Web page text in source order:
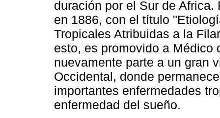
duración por el Sur de
en 1886, con el título
Tropicales Atribuidas a la
esto, es promovido a Médico
nuevamente parte a un gran
Occidental, donde
importantes enfermedades
enfermedad del sueño.